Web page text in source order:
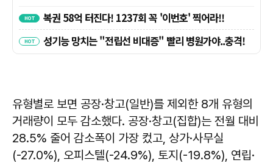
유형별로 보면 공장·창고(일반)를 제외한 8개 유형의
거래량이 모두 감소했다. 공장·창고(집합)는 전월 대비
28.5% 줄어 감소폭이 가장 컸고, 상가·사무실
(-27.0%), 오피스텔(-24.9%), 토지(-19.8%), 연립·